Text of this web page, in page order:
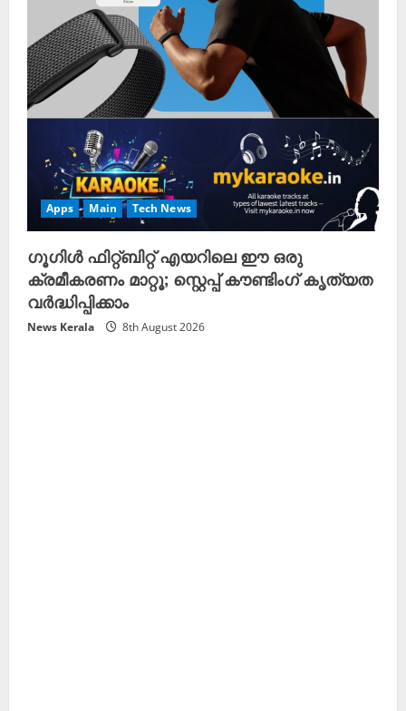
Apps Main Tech News
ഗൂഗിൾ ഫിറ്റ്‌ബിറ്റ് എയറിലെ ഈ ഒരു
ക്രമീകരണം മാറ്റൂ; സ്റ്റെപ്പ് കൗണ്ടിംഗ് കൃത്യത
വർദ്ധിപ്പിക്കാം
News Kerala 8th August 2026